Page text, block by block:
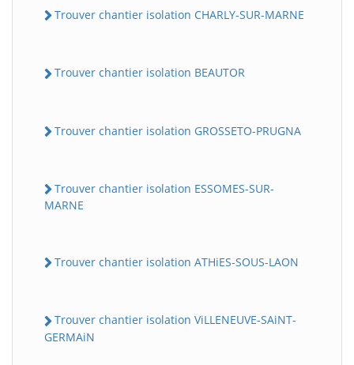
Trouver chantier isolation CHARLY-SUR-MARNE
Trouver chantier isolation BEAUTOR
Trouver chantier isolation GROSSETO-PRUGNA
Trouver chantier isolation ESSOMES-SUR-
MARNE
Trouver chantier isolation ATHiES-SOUS-LAON
Trouver chantier isolation ViLLENEUVE-SAiNT-
GERMAiN